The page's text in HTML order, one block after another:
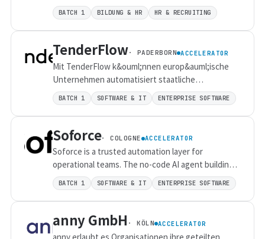
internationaler Kandidaten in stark nachgefragte
Berufe.
BATCH 1 BILDUNG & HR HR & RECRUITING
TenderFlow· PADERBORN ACCELERATOR
Mit TenderFlow k&ouml;nnen europ&auml;ische
Unternehmen automatisiert staatliche
Auftr&auml;ge gewinnen.
BATCH 1 SOFTWARE & IT ENTERPRISE SOFTWARE
Soforce· COLOGNE ACCELERATOR
Soforce is a trusted automation layer for
operational teams. The no-code AI agent building
platform helps everyone to automate daily work
routine with simple text prompts.&nbsp;
BATCH 1 SOFTWARE & IT ENTERPRISE SOFTWARE
anny GmbH · KÖLN ACCELERATOR
anny erlaubt es Organisationen ihre geteilten